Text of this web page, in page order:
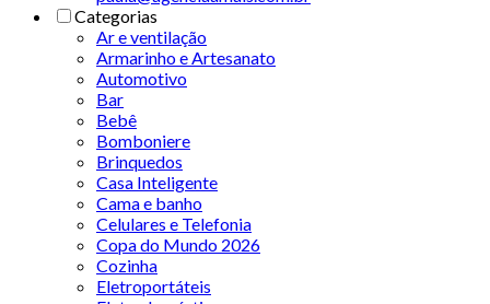
Categorias
Ar e ventilação
Armarinho e Artesanato
Automotivo
Bar
Bebê
Bomboniere
Brinquedos
Casa Inteligente
Cama e banho
Celulares e Telefonia
Copa do Mundo 2026
Cozinha
Eletroportáteis